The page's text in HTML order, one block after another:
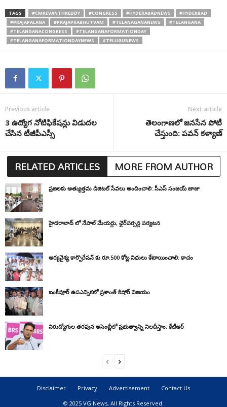
TAGS #CMREVANTHREDDY #CONGRESS #HYDERABADNEWS
#HYDERBAD
#PRAJAPALANA
#PRAJAPRABHUTVAM #TELANAGANANEWS
#TELANGANA
#TELANGANACONGRESS
#TELANGANAFORMATIONDAY
#TELANGANAFORMATIONDAYNEWS
#TELUGUNEWS
Previous article
3 ఉద్యోగ నోటిఫికేషన్లు విడుదల
చేసిన టీజీపీఎస్సీ
Next article
తెలంగాణలో జనసేన పోటీ
చేస్తుంది: పవన్ కళ్యాణ్
RELATED ARTICLES MORE FROM AUTHOR
ప్రజలకు అత్యుత్తమ డిజిటల్ సేవలు అందించాలి: సీఎస్ సంజయ్ జాజు
హైదరాబాద్ లో నేపాల్ మేయర్లు, ఛైర్‌పర్సన్ల పర్యటన
ఆర్యవైశ్య కార్పొరేషన్ కు రూ.500 కోట్ల నిధులు కేటాయించాలి: కాచం
బంకీపూర్ ఉపఎన్నికలో ప్రశాంత్ కిషోర్ విజయం
నిరుద్యోగుల తరఫున అసెంబ్లీలో ప్రభుత్వాన్ని నిలదీస్తాం: కేటీఆర్
Disclaimer Privacy Advertisement
Contact Us
© 2025 VG News, All Rights Reserved.